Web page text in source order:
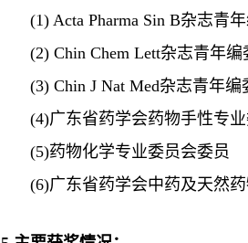
(1) Acta Pharma Sin B杂志青
(2)Chin Chem Lett杂志青年编
(3)Chin J Nat Med杂志青年编
(4)广东省药学会药物手性专
(5)药物化学专业委员会委员
(6)广东省药学会中药及天然